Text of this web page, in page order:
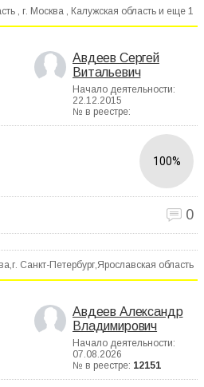
, г. Москва , Калужская область и еще 1
Авдеев Сергей
Витальевич
Начало деятельности:
22.12.2015
№ в реестре:
100%
0
Санкт-Петербург,Ярославская область
Авдеев Александр
Владимирович
Начало деятельности:
07.08.2026
№ в реестре: 12151